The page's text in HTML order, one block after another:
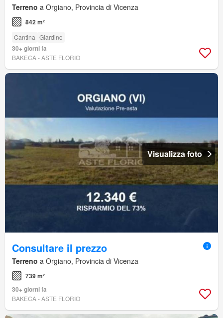
Terreno a Orgiano, Provincia di Vicenza
842 m²
Cantina Giardino
30+ giorni fa
BAKECA - ASTE FLORIO
Visualizza foto
Consultare il prezzo
Terreno a Orgiano, Provincia di Vicenza
739 m²
30+ giorni fa
BAKECA - ASTE FLORIO